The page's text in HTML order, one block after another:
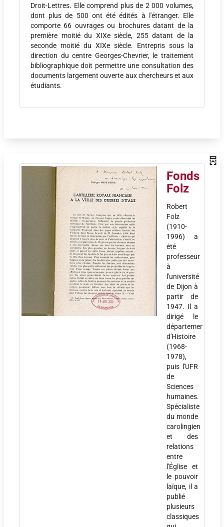
Droit-Lettres. Elle comprend plus de 2 000 volumes,
dont plus de 500 ont été édités à l'étranger. Elle
comporte 66 ouvrages ou brochures datant de la
première moitié du XIXe siècle, 255 datant de la
seconde moitié du XIXe siècle. Entrepris sous la
direction du centre Georges-Chevrier, le traitement
bibliographique doit permettre une consultation des
documents largement ouverte aux chercheurs et aux
étudiants.
Fonds
Folz
Robert
Folz
(1910-
1996) a
été
professeur
à
l'université
de Dijon à
partir de
1947. Il a
dirigé le
département
d'Histoire
(1968-
1978),
puis l'UFR
de
Sciences
humaines.
Spécialiste
du monde
carolingien
et des
relations
entre
l'Église et
le pouvoir
laïque, il a
publié
plusieurs
classiques